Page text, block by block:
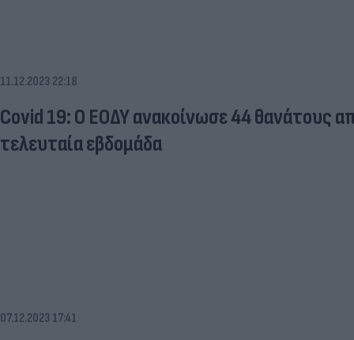
11.12.2023 22:18
Covid 19: Ο ΕΟΔΥ ανακοίνωσε 44 θανάτους
τελευταία εβδομάδα
07.12.2023 17:41